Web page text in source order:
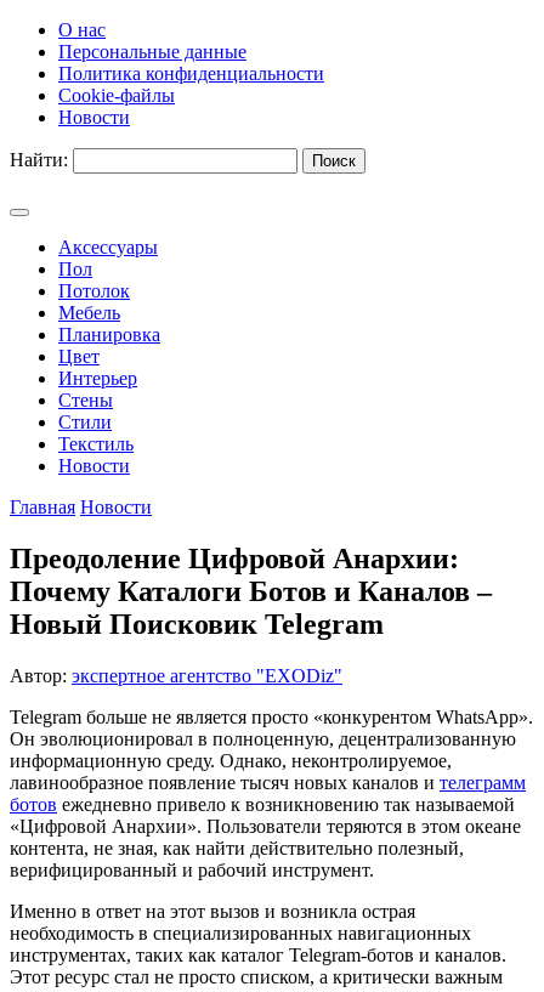
О нас
Персональные данные
Политика конфиденциальности
Cookie-файлы
Новости
Найти:
Аксессуары
Пол
Потолок
Мебель
Планировка
Цвет
Интерьер
Стены
Стили
Текстиль
Новости
Главная Новости
Преодоление Цифровой Анархии:
Почему Каталоги Ботов и Каналов –
Новый Поисковик Telegram
Автор: экспертное агентство "EXODiz"
Telegram больше не является просто «конкурентом WhatsApp».
Он эволюционировал в полноценную, децентрализованную
информационную среду. Однако, неконтролируемое,
лавинообразное появление тысяч новых каналов и телеграмм
ботов ежедневно привело к возникновению так называемой
«Цифровой Анархии». Пользователи теряются в этом океане
контента, не зная, как найти действительно полезный,
верифицированный и рабочий инструмент.
Именно в ответ на этот вызов и возникла острая
необходимость в специализированных навигационных
инструментах, таких как каталог Telegram-ботов и каналов.
Этот ресурс стал не просто списком, а критически важным